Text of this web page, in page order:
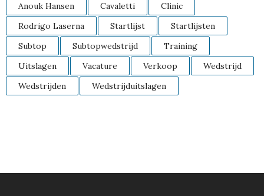
Anouk Hansen Cavaletti
Clinic
Rodrigo Laserna
Startlijst
Startlijsten
Subtop
Subtopwedstrijd
Training
Uitslagen
Vacature Verkoop
Wedstrijd
Wedstrijden
Wedstrijduitslagen